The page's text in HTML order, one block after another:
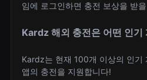
임에 로그인하면 충전 보상을 받
Kardz 해외 충전은 어떤 인기
Kardz는 현재 100개 이상의 인기
앱의 충전을 지원합니다!